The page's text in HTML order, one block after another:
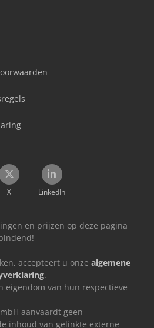
X LinkedIn
en prijzen op deze pagina
accepteert u onze algemene
.
eigendom van hun respectieve
aanvaardt geen
inhoud van gelinkte externe